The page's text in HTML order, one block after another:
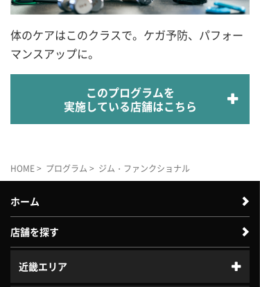
体のケアはこのクラスで。ケガ予防、パフォー
マンスアップに。
このプログラムを
実施している店舗はこちら
HOME> プログラム > ジム・ファンクショナル
ホーム
店舗を探す
近畿エリア